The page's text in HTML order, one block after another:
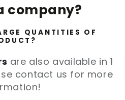
company?
QUANTITIES OF
are also available in 1
contact us for more